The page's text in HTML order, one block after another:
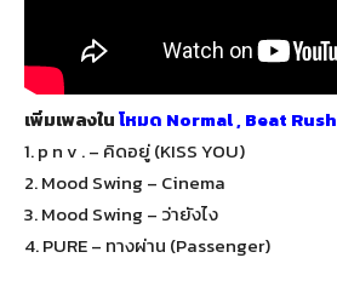
เพิ่มเพลงในโหมด Normal , Beat Rush
1. p n v . – คิดอยู่ (KISS YOU)
2. Mood Swing – Cinema
3. Mood Swing – ว่ายังไง
4. PURE – ทางผ่าน (Passenger)